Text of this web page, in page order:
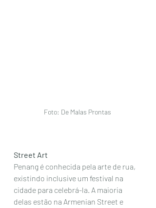
Foto: De Malas Prontas
Street Art
Penang é conhecida pela arte de rua,
existindo inclusive um festival na
cidade para celebrá-la. A maioria
delas estão na Armenian Street e